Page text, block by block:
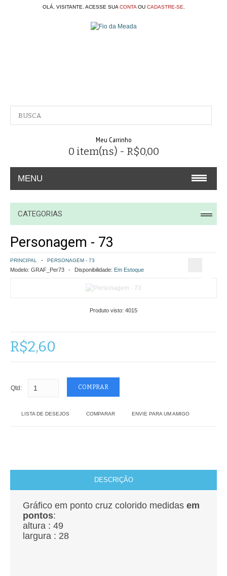
OLÁ, VISITANTE. ACESSE SUA CONTAOU CADASTRE-SE
Meu Carrinho
0 item(ns) - R$0,00
MENU
A EMPRESA
CONTATO
COMO COMPRAR
POLÍTICA DE FRETE GRÁTIS
CONTATO
CATEGORIAS
Personagem - 73
PRINCIPAL PERSONAGEM - 73
Modelo: GRAF_Per73 Disponibilidade: Em Estoque
Produto visto: 4015
R$2,60
Qtd:
LISTA DE DESEJOS COMPARAR ENVIE PARA UM AMIGO
DESCRIÇÃO
Gráfico em ponto cruz colorido medidas em
pontos:
altura : 49
largura : 28